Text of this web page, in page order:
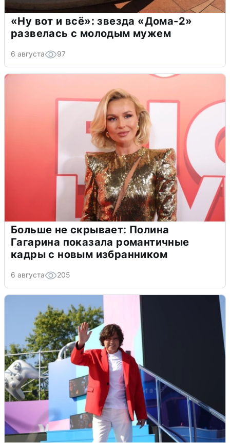
«Ну вот и всё»: звезда «Дома-2»
развелась с молодым мужем
6 августа 97
Больше не скрывает: Полина
Гагарина показала романтичные
кадры с новым избранником
6 августа 205